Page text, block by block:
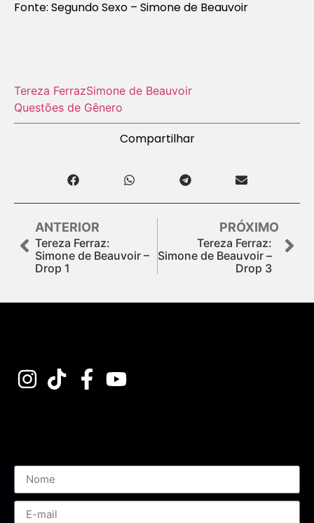
Fonte: Segundo Sexo – Simone de Beauvoir
Tereza FerrazSimone de Beauvoir
Questões de Gênero
Compartilhar
ANTERIOR
Tereza Ferraz:
Simone de Beauvoir –
Drop 1
PRÓXIMO
Tereza Ferraz:
Simone de Beauvoir –
Drop 3